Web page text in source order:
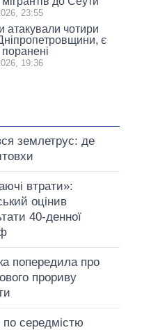
23:55
атакували чотири
є
19:36
землетрус: де
втрати»:
оцінив
40-денної
попередила про
прориву
середмістю